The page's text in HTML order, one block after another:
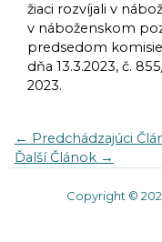
žiaci rozvíjali v
v náboženskom
predsedom
dňa 13.3.2023, č.
2023.
← Predchádzajúci
Ďalší Článok →
Copyright ©